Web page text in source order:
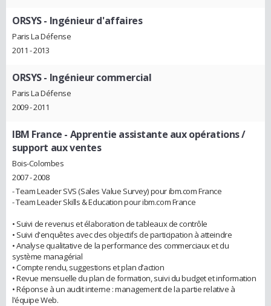
ORSYS- Ingénieur d'affaires
Paris La Défense
2011 - 2013
ORSYS- Ingénieur commercial
Paris La Défense
2009 - 2011
IBM France - Apprentie assistante aux opérations /
support aux ventes
Bois-Colombes
2007 - 2008
- Team Leader SVS (Sales Value Survey) pour ibm.com France
- Team Leader Skills & Education pour ibm.com France
• Suivi de revenus et élaboration de tableaux de contrôle
• Suivi d'enquêtes avec des objectifs de participation à atteindre
• Analyse qualitative de la performance des commerciaux et du
système managérial
• Compte rendu, suggestions et plan d’action
• Revue mensuelle du plan de formation, suivi du budget et information
• Réponse à un audit interne : management de la partie relative à
l’équipe Web.